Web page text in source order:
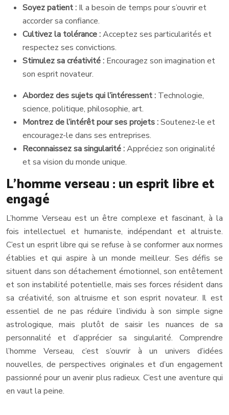
Soyez patient : Il a besoin de temps pour s’ouvrir et
accorder sa confiance.
Cultivez la tolérance :Acceptez ses particularités et
respectez ses convictions.
Stimulez sa créativité : Encouragez son imagination et
son esprit novateur.
Abordez des sujets qui l’intéressent : Technologie,
science, politique, philosophie, art.
Montrez de l’intérêt pour ses projets :Soutenez-le et
encouragez-le dans ses entreprises.
Reconnaissez sa singularité :Appréciez son originalité
et sa vision du monde unique.
L’homme verseau : un esprit libre et
engagé
L’homme Verseau est un être complexe et fascinant, à la
fois intellectuel et humaniste, indépendant et altruiste.
C’est un esprit libre qui se refuse à se conformer aux normes
établies et qui aspire à un monde meilleur. Ses défis se
situent dans son détachement émotionnel, son entêtement
et son instabilité potentielle, mais ses forces résident dans
sa créativité, son altruisme et son esprit novateur. Il est
essentiel de ne pas réduire l’individu à son simple signe
astrologique, mais plutôt de saisir les nuances de sa
personnalité et d’apprécier sa singularité. Comprendre
l’homme Verseau, c’est s’ouvrir à un univers d’idées
nouvelles, de perspectives originales et d’un engagement
passionné pour un avenir plus radieux. C’est une aventure qui
en vaut la peine.